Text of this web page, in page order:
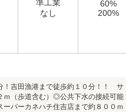
準工業
なし
60%
200%
！吉田漁港まで徒歩約１０分！！ サ
（歩道含む）◎公共下水の接続可能
パーカネハチ住吉店まで約８００ｍ